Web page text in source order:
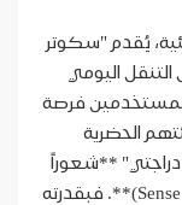
يُقدم "سكوتر
اليومي
للمستخدمين فرصة
الحضرية
دراجتي" **شعوراً
بالحرية والانطلاق (Sense of Freedom & Liberation)**. فبقدرته